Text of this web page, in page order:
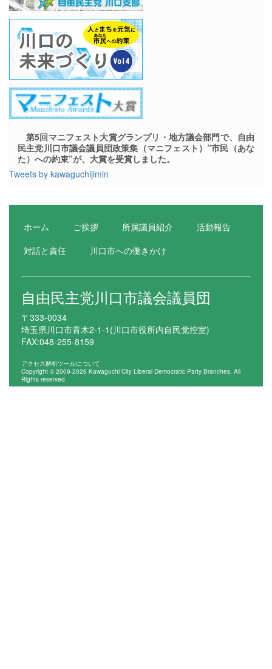
第5回マニフェスト大賞グランプリ・地方議会部門で、自由
民主党川口市議会議員団政策集（マニフェスト）”市民（あな
た）への約束”が、大賞を受賞しました。
Tweets by kawaguchijimin
ホーム ご挨拶 所属議員紹介
活動報告
対話と責任
川口市への働きかけ
自由民主党川口市議会議員団
〒333-0034
埼玉県川口市青木2-1-1(川口市役所内自民党控室)
FAX:048-255-8159
アクセス解析ツールについて
Copyright © 2009-2026 Kawaguchi City Liberal Democratic Party Branches. All
Rights reserved.